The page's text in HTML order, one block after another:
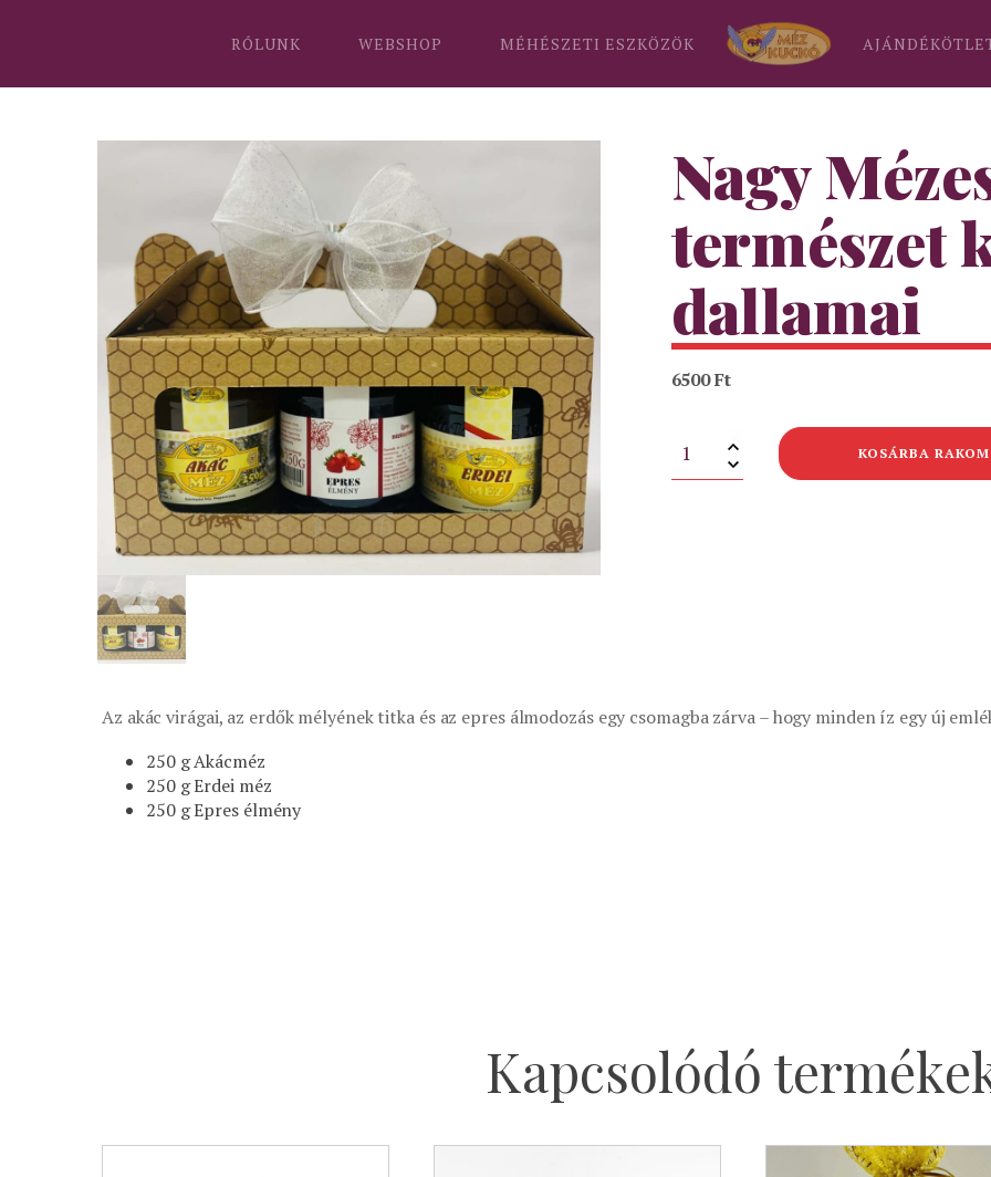
RÓLUNK WEBSHOP MÉHÉSZETI ESZKÖZÖK
Nagy
természet
dallamai
6500Ft
Nagy
Mézes
Doboz
KOSÁRBA RAKOM
Az akác virágai, az erdők mélyének titka és az epres álmodozás egy csomagba zárva – hogy minden íz egy új
250 g Akácméz
250 g Erdei méz
250 g Epres élmény
Kapcsolódó